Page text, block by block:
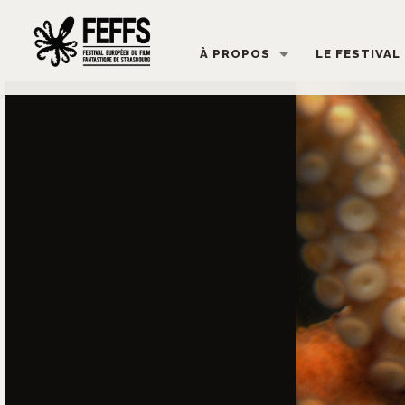
À PROPOS LE FESTIVAL